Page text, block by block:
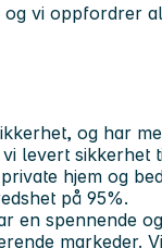
vi oppfordrer
og har
levert sikkerhet
hjem og
på 95%.
en spennende
markeder.